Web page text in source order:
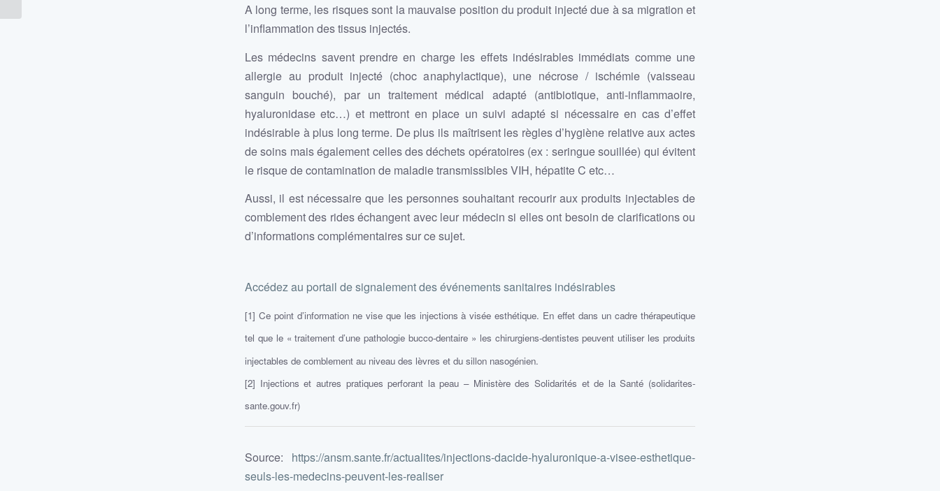
A long terme, les risques sont la mauvaise position du produit injecté due à sa migration et
l’inflammation des tissus injectés.
Les médecins savent prendre en charge les effets indésirables immédiats comme une
allergie au produit injecté (choc anaphylactique), une nécrose / ischémie (vaisseau
sanguin bouché), par un traitement médical adapté (antibiotique, anti-inflammaoire,
hyaluronidase etc…) et mettront en place un suivi adapté si nécessaire en cas d’effet
indésirable à plus long terme. De plus ils maîtrisent les règles d’hygiène relative aux actes
de soins mais également celles des déchets opératoires (ex : seringue souillée) qui évitent
le risque de contamination de maladie transmissibles VIH, hépatite C etc…
Aussi, il est nécessaire que les personnes souhaitant recourir aux produits injectables de
comblement des rides échangent avec leur médecin si elles ont besoin de clarifications ou
d’informations complémentaires sur ce sujet.
Accédez au portail de signalement des événements sanitaires indésirables
[1] Ce point d’information ne vise que les injections à visée esthétique. En effet dans un cadre thérapeutique
tel que le « traitement d’une pathologie bucco-dentaire » les chirurgiens-dentistes peuvent utiliser les produits
injectables de comblement au niveau des lèvres et du sillon nasogénien.
[2] Injections et autres pratiques perforant la peau – Ministère des Solidarités et de la Santé (solidarites-
sante.gouv.fr)
Source: https://ansm.sante.fr/actualites/injections-dacide-hyaluronique-a-visee-esthetique-
seuls-les-medecins-peuvent-les-realiser